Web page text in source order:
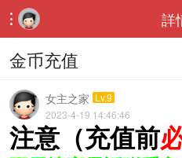
 詳
金币充值
女主之家 Lv.9
2023-4-19 14:46:46
注意（充值前